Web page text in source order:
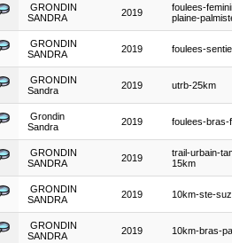
GRONDIN
SANDRA
2019
foulees-
plaine-
GRONDIN
SANDRA
2019 foulees-
GRONDIN
Sandra
2019 utrb-25km
Grondin
Sandra
2019 foulees-bras-
GRONDIN
SANDRA
2019
trail-urbain-
15km
GRONDIN
SANDRA
2019 10km-ste-
GRONDIN
SANDRA
2019 10km-bras-